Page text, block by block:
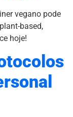
vegano pode
based,
hoje!